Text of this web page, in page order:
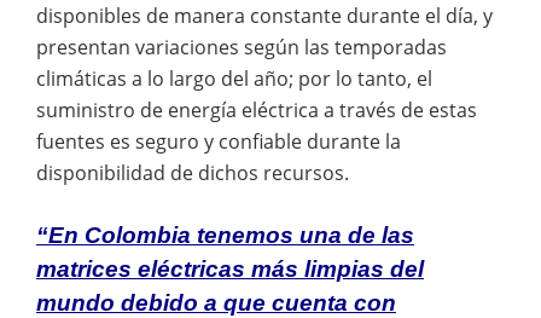
disponibles de manera constante durante el día, y
presentan variaciones según las temporadas
climáticas a lo largo del año; por lo tanto, el
suministro de energía eléctrica a través de estas
fuentes es seguro y confiable durante la
disponibilidad de dichos recursos.
“En Colombia tenemos una de las
matrices eléctricas más limpias del
mundo debido a que cuenta con